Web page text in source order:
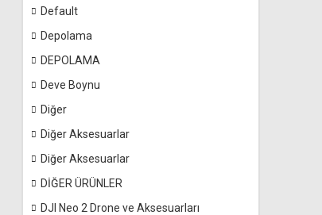
Default
Depolama
DEPOLAMA
Deve Boynu
Diğer
Diğer Aksesuarlar
Diğer Aksesuarlar
DİĞER ÜRÜNLER
DJI Neo 2 Drone ve Aksesuarları